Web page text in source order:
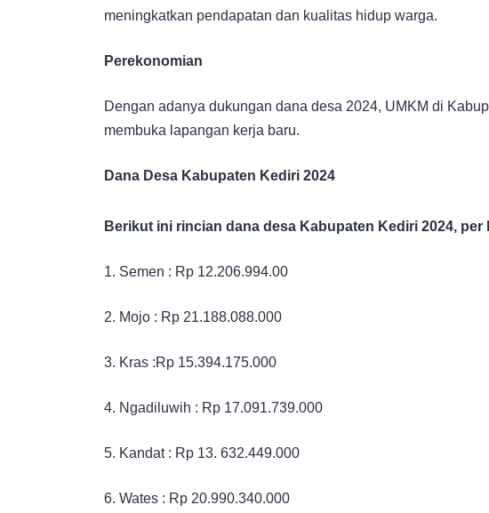
meningkatkan pendapatan dan kualitas hidup warga.
Perekonomian
Dengan adanya dukungan dana desa 2024, UMKM di
membuka lapangan kerja baru.
Dana Desa Kabupaten Kediri 2024
Berikut ini rincian dana desa Kabupaten Kediri 2024, per
1. Semen : Rp 12.206.994.00
2. Mojo : Rp 21.188.088.000
3. Kras :Rp 15.394.175.000
4. Ngadiluwih : Rp 17.091.739.000
5. Kandat : Rp 13. 632.449.000
6. Wates : Rp 20.990.340.000